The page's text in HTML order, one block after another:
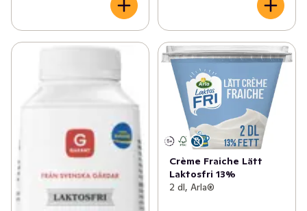
Crème Fraiche Lätt
Laktosfri 13%
2 dl, Arla®